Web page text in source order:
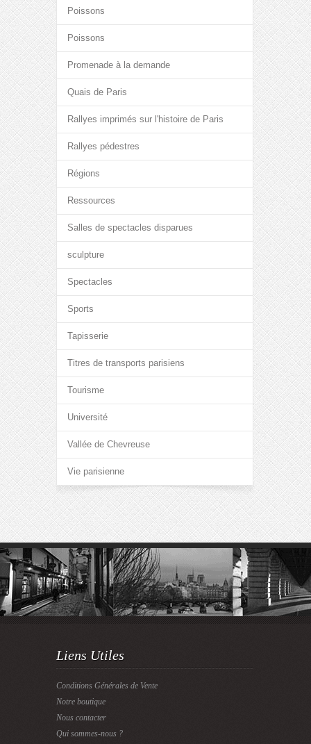
Poissons
Poissons
Promenade à la demande
Quais de Paris
Rallyes imprimés sur l'histoire de Paris
Rallyes pédestres
Régions
Ressources
Salles de spectacles disparues
sculpture
Spectacles
Sports
Tapisserie
Titres de transports parisiens
Tourisme
Université
Vallée de Chevreuse
Vie parisienne
Liens Utiles
Conditions Générales de Vente
Notre boutique
Nous contacter
Qui sommes-nous ?